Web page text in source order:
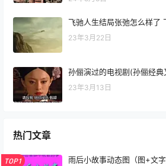
飞驰人生结局张弛怎么样了
23年3月22日
孙俪演过的电视剧(孙俪经典
23年3月13日
热门文章
TOP1 雨后小故事动态图（图+文字